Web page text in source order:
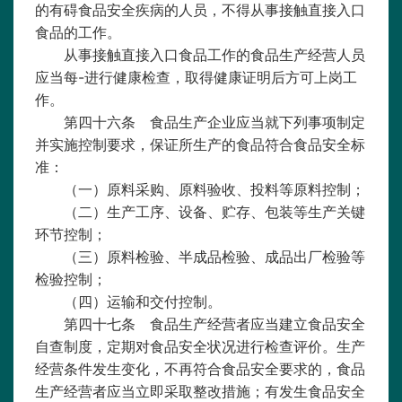
的有碍食品安全疾病的人员，不得从事接触直接入口
食品的工作。
从事接触直接入口食品工作的食品生产经营人员
应当每-进行健康检查，取得健康证明后方可上岗工
作。
第四十六条 食品生产企业应当就下列事项制定
并实施控制要求，保证所生产的食品符合食品安全标
准：
（一）原料采购、原料验收、投料等原料控制；
（二）生产工序、设备、贮存、包装等生产关键
环节控制；
（三）原料检验、半成品检验、成品出厂检验等
检验控制；
（四）运输和交付控制。
第四十七条 食品生产经营者应当建立食品安全
自查制度，定期对食品安全状况进行检查评价。生产
经营条件发生变化，不再符合食品安全要求的，食品
生产经营者应当立即采取整改措施；有发生食品安全